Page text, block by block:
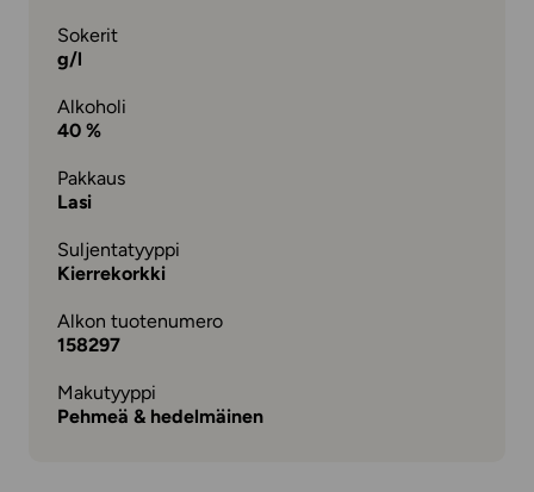
Sokerit
g/l
Alkoholi
40 %
Pakkaus
Lasi
Suljentatyyppi
Kierrekorkki
Alkon tuotenumero
158297
Makutyyppi
Pehmeä & hedelmäinen